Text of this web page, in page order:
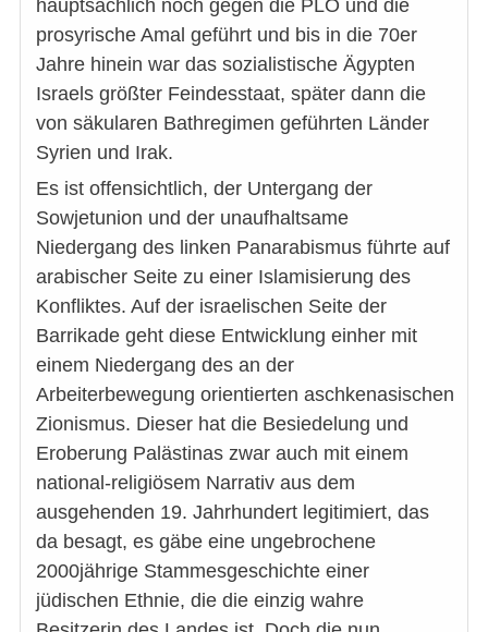
hauptsächlich noch gegen die PLO und die
prosyrische Amal geführt und bis in die 70er
Jahre hinein war das sozialistische Ägypten
Israels größter Feindesstaat, später dann die
von säkularen Bathregimen geführten Länder
Syrien und Irak.
Es ist offensichtlich, der Untergang der
Sowjetunion und der unaufhaltsame
Niedergang des linken Panarabismus führte auf
arabischer Seite zu einer Islamisierung des
Konfliktes. Auf der israelischen Seite der
Barrikade geht diese Entwicklung einher mit
einem Niedergang des an der
Arbeiterbewegung orientierten aschkenasischen
Zionismus. Dieser hat die Besiedelung und
Eroberung Palästinas zwar auch mit einem
national-religiösem Narrativ aus dem
ausgehenden 19. Jahrhundert legitimiert, das
da besagt, es gäbe eine ungebrochene
2000jährige Stammesgeschichte einer
jüdischen Ethnie, die die einzig wahre